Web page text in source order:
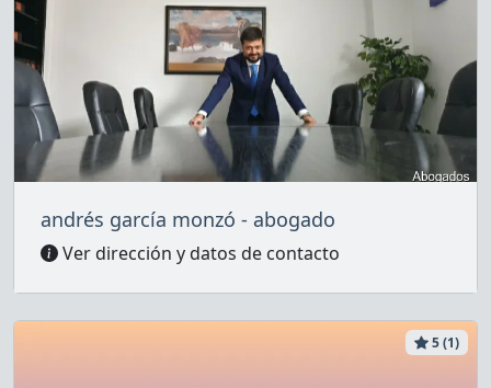
andrés garcía monzó - abogado
Ver dirección y datos de contacto
5 (1)